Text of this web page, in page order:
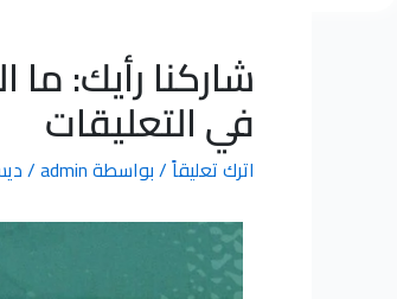
شاركنا رأيك:
في التعليقات
اترك تعليقاً/ بواسطةadmin
/